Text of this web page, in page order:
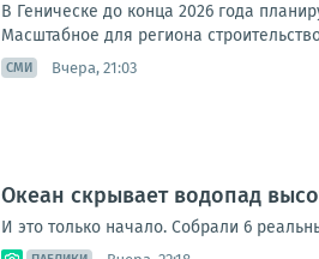
В Геническе до конца 2026 года
Масштабное для региона
СМИ Вчера, 21:03
Океан скрывает водопад
И это только начало. Собрали 6